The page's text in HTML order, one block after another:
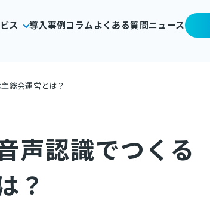
ス 導入事例コラムよくある質問ニュース
総会運営とは？
声認識でつくる
？